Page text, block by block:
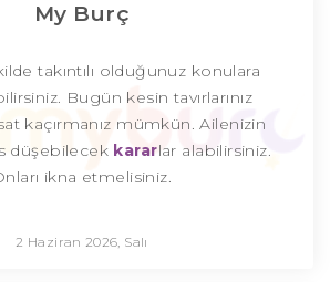
My Burç
takıntılı olduğunuz konulara
Bugün kesin tavırlarınız
kaçırmanız mümkün. Ailenizin
düşebilecek kararlar alabilirsiniz.
ikna etmelisiniz.
2 Haziran 2026, Salı